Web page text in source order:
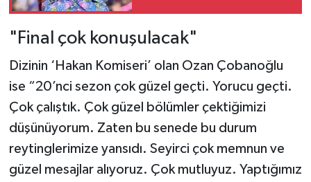
"Final çok konuşulacak"
Dizinin ‘Hakan Komiseri’ olan Ozan Çobanoğlu
ise “20’nci sezon çok güzel geçti. Yorucu geçti.
Çok çalıştık. Çok güzel bölümler çektiğimizi
düşünüyorum. Zaten bu senede bu durum
reytinglerimize yansıdı. Seyirci çok memnun ve
güzel mesajlar alıyoruz. Çok mutluyuz. Yaptığımız